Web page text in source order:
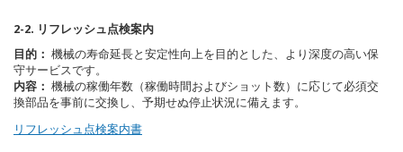
2-2. リフレッシュ点検案内
目的： 機械の寿命延長と安定性向上を目的とした、より深度の高い保
守サービスです。
内容： 機械の稼働年数（稼働時間およびショット数）に応じて必須交
換部品を事前に交換し、予期せぬ停止状況に備えます。
リフレッシュ点検案内書